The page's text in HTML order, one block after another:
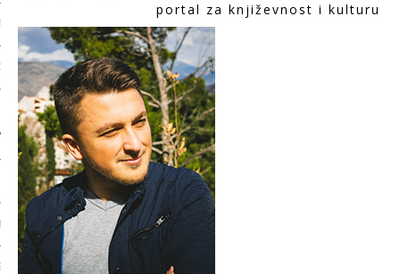
portal za književnost i kulturu